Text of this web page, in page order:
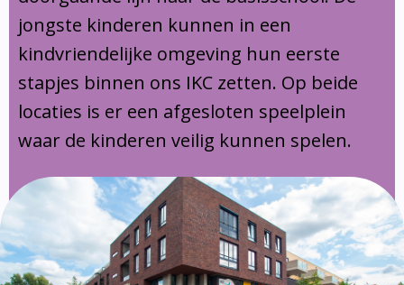
jongste kinderen kunnen in een
kindvriendelijke omgeving hun eerste
stapjes binnen ons IKC zetten. Op beide
locaties is er een afgesloten speelplein
waar de kinderen veilig kunnen spelen.